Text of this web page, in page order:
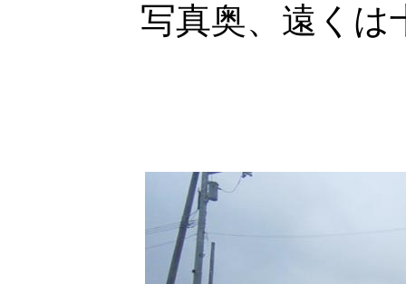
写真奥、遠くは